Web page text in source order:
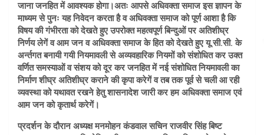
जाना जनहित में आवश्यक होगा।अतः आपसे अधिवक्ता समाज इस ज्ञापन के
माध्यम से पुनः यह निवेदन करता है व अधिवक्ता समाज को पूर्ण आशा है कि
विषय की गंभीरता को देखते हुए उपरोक्त महत्वपूर्ण बिन्दुओं पर अतिशीघ्र
निर्णय लेगें व आम जन व अधिवक्ता समाज के हित को देखते हुए यू.सी.सी. के
अर्न्तगत बनायी गयी नियमावली से अव्यवहारिक नियमों को संशोधित कर उक्त
वर्णित समस्याओं व संशय को दूर कर जनहित में नई संशोधित नियमावली का
निर्माण शीघ्र अतिशीघ्र कराने की कृपा करेगें व तब तक पूर्व से चली आ रही
व्यवस्था को यथावत रखने हेतु शासनादेश जारी कर हम अधिवक्ता समाज एवं
आम जन को कृतार्थ करेगें।
प्रदर्शन के दौरान अध्यक्ष मनमोहन कंडवाल सचिन राजवीर सिंह बिष्ट